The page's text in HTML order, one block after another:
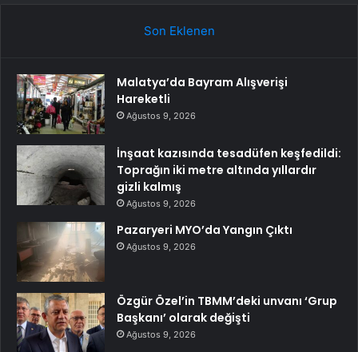
Son Eklenen
Malatya’da Bayram Alışverişi
Hareketli
Ağustos 9, 2026
İnşaat kazısında tesadüfen keşfedildi:
Toprağın iki metre altında yıllardır
gizli kalmış
Ağustos 9, 2026
Pazaryeri MYO’da Yangın Çıktı
Ağustos 9, 2026
Özgür Özel’in TBMM’deki unvanı ‘Grup
Başkanı’ olarak değişti
Ağustos 9, 2026